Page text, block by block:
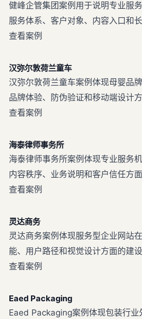
健峰企管集团案例用于说明专业服
服务体系、客户对象、内容入口和
查看案例
汉弥尔敦荷兰童车
汉弥尔敦荷兰童车案例体现母婴品
品牌体验、防伪验证和移动端设计
查看案例
海泰律师事务所
海泰律师事务所案例体现专业服务
内容秩序、业务说明和客户信任方面
查看案例
灵达商务
灵达商务案例体现服务型企业网站
能、用户路径和视觉设计方面的建设
查看案例
Eaed Packaging
Eaed Packaging案例体现包装行业